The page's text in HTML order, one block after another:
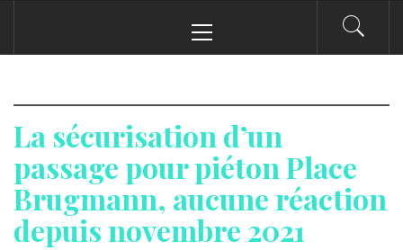
principal
La sécurisation d’un
passage pour piéton Place
Brugmann, aucune réaction
depuis novembre 2021